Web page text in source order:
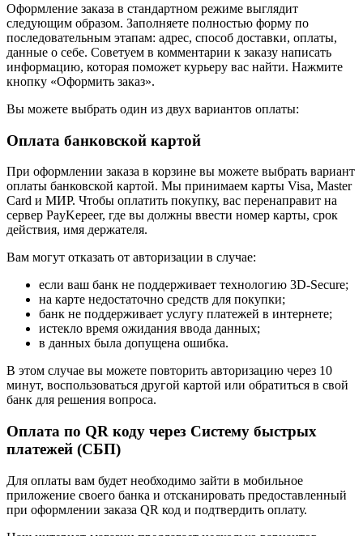
Оформление заказа в стандартном режиме выглядит
следующим образом. Заполняете полностью форму по
последовательным этапам: адрес, способ доставки, оплаты,
данные о себе. Советуем в комментарии к заказу написать
информацию, которая поможет курьеру вас найти. Нажмите
кнопку «Оформить заказ».
Вы можете выбрать один из двух вариантов оплаты:
Оплата банковской картой
При оформлении заказа в корзине вы можете выбрать вариант
оплаты банковской картой. Мы принимаем карты Visa, Master
Card и МИР. Чтобы оплатить покупку, вас перенаправит на
сервер PayKepeer, где вы должны ввести номер карты, срок
действия, имя держателя.
Вам могут отказать от авторизации в случае:
если ваш банк не поддерживает технологию 3D-Secure;
на карте недостаточно средств для покупки;
банк не поддерживает услугу платежей в интернете;
истекло время ожидания ввода данных;
в данных была допущена ошибка.
В этом случае вы можете повторить авторизацию через 10
минут, воспользоваться другой картой или обратиться в свой
банк для решения вопроса.
Оплата по QR коду через Систему быстрых
платежей (СБП)
Для оплаты вам будет необходимо зайти в мобильное
приложение своего банка и отсканировать предоставленный
при оформлении заказа QR код и подтвердить оплату.